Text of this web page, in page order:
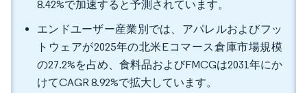
8.42%で加速すると予測されています。
エンドユーザー産業別では、アパレルおよびフッ
トウェアが2025年の北米Eコマース倉庫市場規模
の27.2%を占め、食料品およびFMCGは2031年にか
けてCAGR 8.92%で拡大しています。